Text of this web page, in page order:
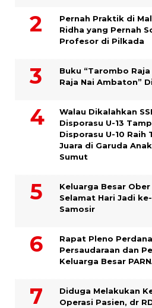
Pernah Praktik di
Ridha yang Pernah
Profesor di Pilkada
Buku “Tarombo
Raja Nai Ambaton”
Walau Dikalahkan
Disporasu U-13
Disporasu U-10 Raih
Juara di Garuda
Sumut
Keluarga Besar
Selamat Hari Jadi
Samosir
Rapat Pleno
Persaudaraan dan
Keluarga Besar
Diduga Melakukan
Operasi Pasien, dr